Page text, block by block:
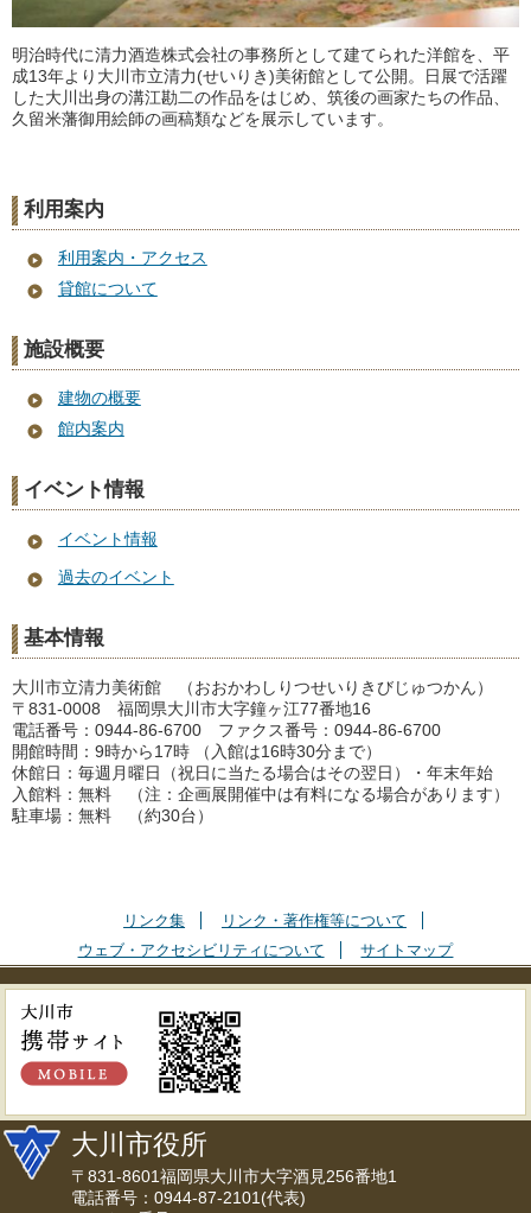
明治時代に清力酒造株式会社の事務所として建てられた洋館を、平
成13年より大川市立清力(せいりき)美術館として公開。日展で活躍
した大川出身の溝江勘二の作品をはじめ、筑後の画家たちの作品、
久留米藩御用絵師の画稿類などを展示しています。
利用案内
利用案内・アクセス
貸館について
施設概要
建物の概要
館内案内
イベント情報
イベント情報
過去のイベント
基本情報
大川市立清力美術館 （おおかわしりつせいりきびじゅつかん）
〒831-0008 福岡県大川市大字鐘ヶ江77番地16
電話番号：0944-86-6700 ファクス番号：0944-86-6700
開館時間：9時から17時 （入館は16時30分まで）
休館日：毎週月曜日（祝日に当たる場合はその翌日）・年末年始
入館料：無料 （注：企画展開催中は有料になる場合があります）
駐車場：無料 （約30台）
リンク集
リンク・著作権等について
ウェブ・アクセシビリティについて
サイトマップ
大川市役所
〒831-8601福岡県大川市大字酒見256番地1
電話番号：0944-87-2101(代表)